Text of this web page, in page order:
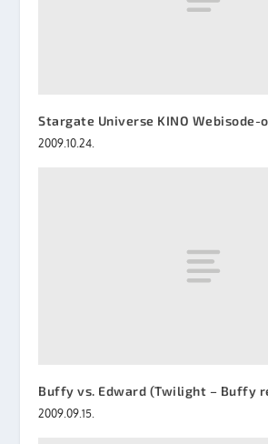
Stargate Universe KINO Webisode-
2009.10.24.
Buffy vs. Edward (Twilight – Buffy
2009.09.15.